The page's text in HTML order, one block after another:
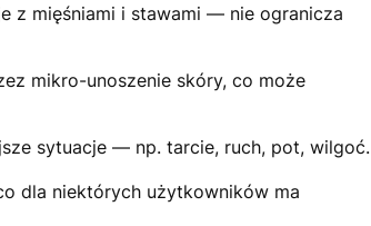
z mięśniami i stawami — nie ogranicza
mikro-unoszenie skóry, co może
sytuacje — np. tarcie, ruch, pot, wilgoć.
dla niektórych użytkowników ma